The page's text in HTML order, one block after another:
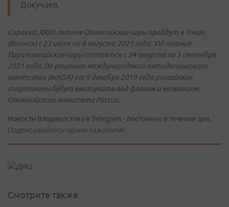
Докучаев.
Справка: XXXII летние Олимпийские игры пройдут в Токио
(Япония) с 23 июля по 8 августа 2021 года. XVI летние
Паралимпийские игры состоятся с 24 августа по 5 сентября
2021 года. По решению международного антидопингового
агентства (WADA) от 9 декабря 2019 года российские
спортсмены будут выступать под флагом и названием
Олимпийского комитета России.
Новости Владивостока в Telegram - постоянно в течение дня.
Подписывайтесь одним нажатием!
Смотрите также